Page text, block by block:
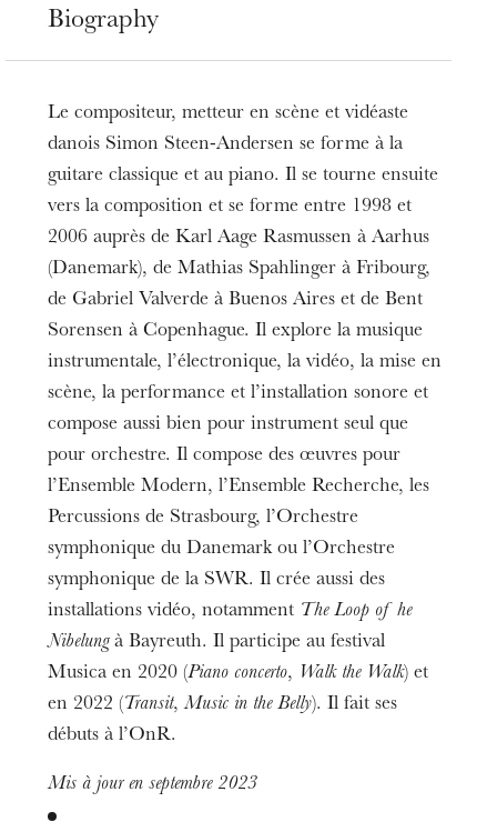
Biography
Le compositeur, metteur en scène et vidéaste
danois Simon Steen-Andersen se forme à la
guitare classique et au piano. Il se tourne ensuite
vers la composition et se forme entre 1998 et
2006 auprès de Karl Aage Rasmussen à Aarhus
(Danemark), de Mathias Spahlinger à Fribourg,
de Gabriel Valverde à Buenos Aires et de Bent
Sorensen à Copenhague. Il explore la musique
instrumentale, l’électronique, la vidéo, la mise en
scène, la performance et l’installation sonore et
compose aussi bien pour instrument seul que
pour orchestre. Il compose des œuvres pour
l’Ensemble Modern, l’Ensemble Recherche, les
Percussions de Strasbourg, l’Orchestre
symphonique du Danemark ou l’Orchestre
symphonique de la SWR. Il crée aussi des
installations vidéo, notamment The Loop of he
Nibelungà Bayreuth. Il participe au festival
Musica en 2020 (Piano concerto, Walk the Walk) et
en 2022 (Transit,Music in the Belly). Il fait ses
débuts à l’OnR.
Mis à jour en septembre 2023